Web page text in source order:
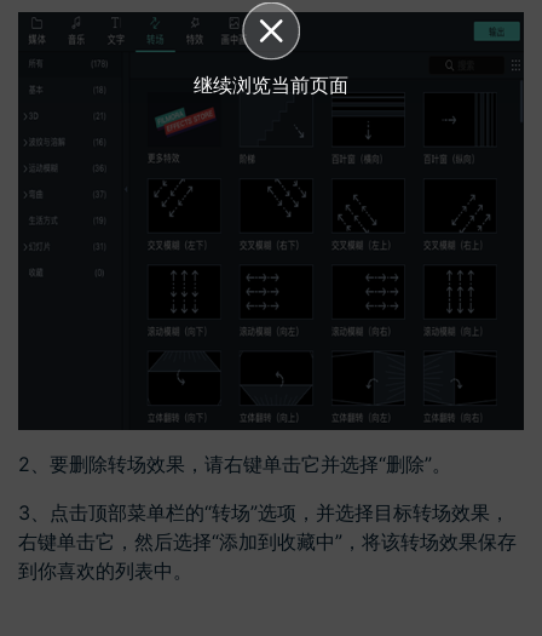
2、要删除转场效果，请右键单击它并选择“删除”。
3、点击顶部菜单栏的“转场”选项，并选择目标转场效果，
右键单击它，然后选择“添加到收藏中”，将该转场效果保存
到你喜欢的列表中。
继续浏览当前页面